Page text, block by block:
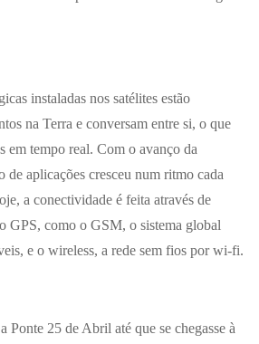
instaladas nos satélites estão
na Terra e conversam entre si, o que
em tempo real. Com o avanço da
de aplicações cresceu num ritmo cada
a conectividade é feita através de
GPS, como o GSM, o sistema global
e o wireless, a rede sem fios por wi-fi.
Ponte 25 de Abril até que se chegasse à